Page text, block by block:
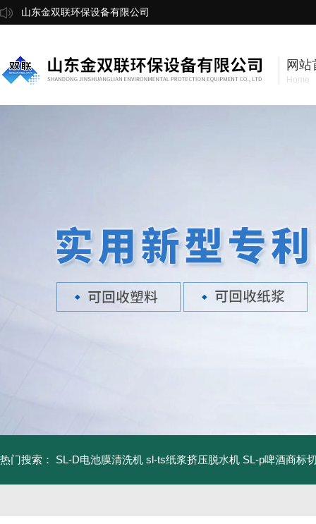
山东金双联环保设备有限公司
网站
Home
热门搜索： SL-D电池膜清洗机 sl-ts纸浆挤压脱水机 SL-p啤酒商标